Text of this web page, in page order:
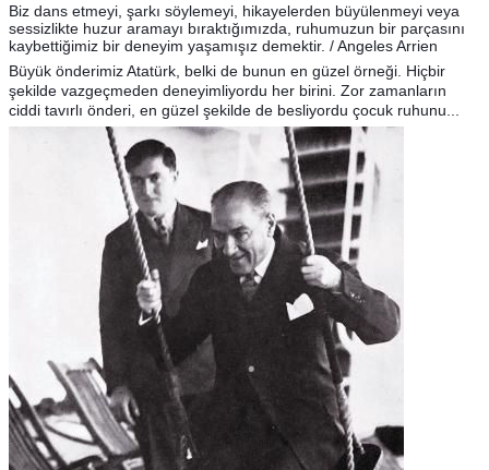
Biz dans etmeyi, şarkı söylemeyi, hikayelerden büyülenmeyi veya
sessizlikte huzur aramayı bıraktığımızda, ruhumuzun bir parçasını
kaybettiğimiz bir deneyim yaşamışız demektir. /Angeles Arrien
Büyük önderimiz Atatürk, belki de bunun en güzel örneği. Hiçbir
şekilde vazgeçmeden deneyimliyordu her birini. Zor zamanların
ciddi tavırlı önderi, en güzel şekilde de besliyordu çocuk ruhunu...